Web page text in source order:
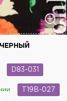
D83-031
T19B-027